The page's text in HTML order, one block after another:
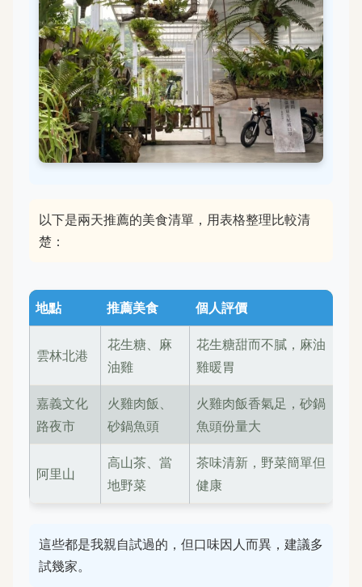
以下是兩天推薦的美食清單，用表格整理比較清
楚：
地點 推薦美食 個人評價
雲林北港
花生糖、麻
油雞
花生糖甜而不膩，麻油
雞暖胃
嘉義文化
路夜市
火雞肉飯、
砂鍋魚頭
火雞肉飯香氣足，砂鍋
魚頭份量大
阿里山
高山茶、當
地野菜
茶味清新，野菜簡單但
健康
這些都是我親自試過的，但口味因人而異，建議多
試幾家。